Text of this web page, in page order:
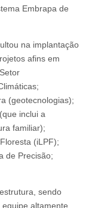
Embrapa de
na implantação
afins em
(geotecnologias);
inclui a
familiar);
(iLPF);
de Precisão;
sendo
altamente